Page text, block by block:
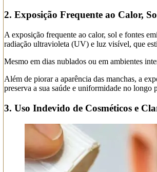
2. Exposição Frequente ao Calor,
A exposição frequente ao calor, sol e fontes
radiação ultravioleta (UV) e luz visível, que
Mesmo em dias nublados ou em ambientes
Além de piorar a aparência das manchas, a
preserva a sua saúde e uniformidade no longo
3. Uso Indevido de Cosméticos e